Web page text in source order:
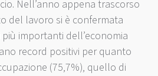
Nell’anno appena trascorso
del lavoro si è confermata
importanti dell’economia
record positivi per quanto
(75,7%), quello di